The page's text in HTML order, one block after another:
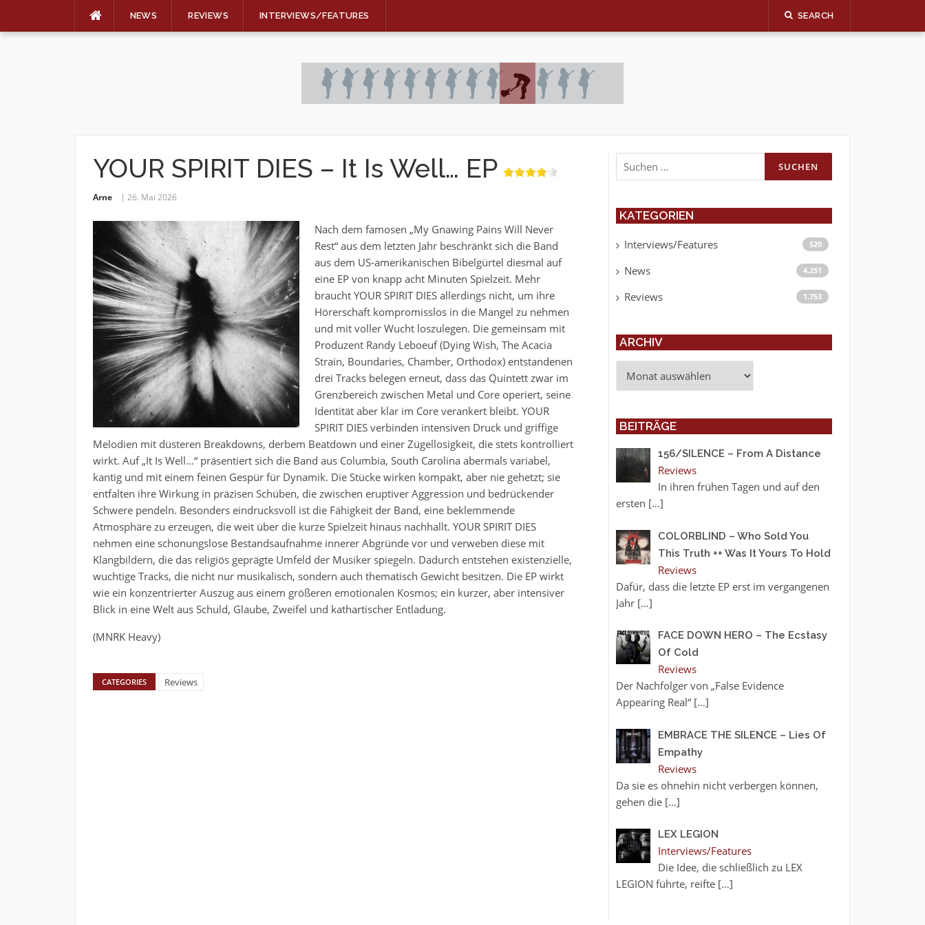
NEWS REVIEWS INTERVIEWS/FEATURES SEARCH
YOUR SPIRIT DIES – It Is Well… EP
Arne 26. Mai 2026
Nach dem famosen „My Gnawing Pains Will Never
Rest“ aus dem letzten Jahr beschränkt sich die Band
aus dem US-amerikanischen Bibelgürtel diesmal auf
eine EP von knapp acht Minuten Spielzeit. Mehr
braucht YOUR SPIRIT DIES allerdings nicht, um ihre
Hörerschaft kompromisslos in die Mangel zu nehmen
und mit voller Wucht loszulegen. Die gemeinsam mit
Produzent Randy Leboeuf (Dying Wish, The Acacia
Strain, Boundaries, Chamber, Orthodox) entstandenen
drei Tracks belegen erneut, dass das Quintett zwar im
Grenzbereich zwischen Metal und Core operiert, seine
Identität aber klar im Core verankert bleibt. YOUR
SPIRIT DIES verbinden intensiven Druck und griffige
Melodien mit düsteren Breakdowns, derbem Beatdown und einer Zügellosigkeit, die stets kontrolliert
wirkt. Auf „It Is Well…“ präsentiert sich die Band aus Columbia, South Carolina abermals variabel,
kantig und mit einem feinen Gespür für Dynamik. Die Stücke wirken kompakt, aber nie gehetzt; sie
entfalten ihre Wirkung in präzisen Schüben, die zwischen eruptiver Aggression und bedrückender
Schwere pendeln. Besonders eindrucksvoll ist die Fähigkeit der Band, eine beklemmende
Atmosphäre zu erzeugen, die weit über die kurze Spielzeit hinaus nachhallt. YOUR SPIRIT DIES
nehmen eine schonungslose Bestandsaufnahme innerer Abgründe vor und verweben diese mit
Klangbildern, die das religiös geprägte Umfeld der Musiker spiegeln. Dadurch entstehen existenzielle,
wuchtige Tracks, die nicht nur musikalisch, sondern auch thematisch Gewicht besitzen. Die EP wirkt
wie ein konzentrierter Auszug aus einem größeren emotionalen Kosmos; ein kurzer, aber intensiver
Blick in eine Welt aus Schuld, Glaube, Zweifel und kathartischer Entladung.
(MNRK Heavy)
CATEGORIES Reviews
Suchen
nach:
KATEGORIEN
Interviews/Features 520
News 4.251
Reviews 1.753
ARCHIV
BEITRÄGE
156/SILENCE – From A Distance
Reviews
In ihren frühen Tagen und auf den
ersten […]
COLORBLIND – Who Sold You
This Truth ++ Was It Yours To Hold
Reviews
Dafür, dass die letzte EP erst im vergangenen
Jahr […]
FACE DOWN HERO – The Ecstasy
Of Cold
Reviews
Der Nachfolger von „False Evidence
Appearing Real“ […]
EMBRACE THE SILENCE – Lies Of
Empathy
Reviews
Da sie es ohnehin nicht verbergen können,
gehen die […]
LEX LEGION
Interviews/Features
Die Idee, die schließlich zu LEX
LEGION führte, reifte […]